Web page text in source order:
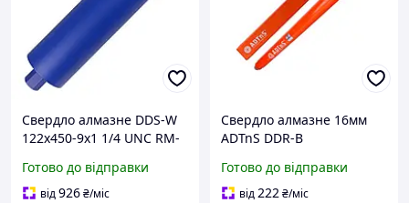
Свердло алмазне DDS-W
122x450-9x1 1/4 UNC RM-
Готово до відправки
від926₴/міс
Свердло алмазне 16мм
ADTnS DDR-B
RM4 (47837065052)
Готово до відправки
від222₴/міс